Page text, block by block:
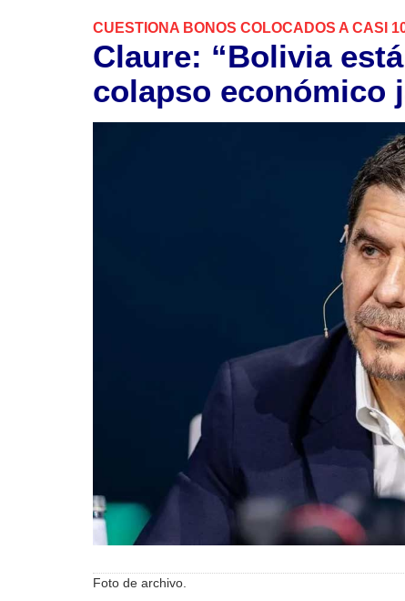
CUESTIONA BONOS COLOCADOS A CASI
Claure: “Bolivia
colapso económico
Foto de archivo.